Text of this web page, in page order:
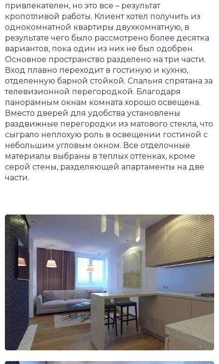
привлекателен, но это все – результат
кропотливой работы. Клиент хотел получить из
однокомнатной квартиры двухкомнатную, в
результате чего было рассмотрено более десятка
вариантов, пока один из них не был одобрен.
Основное пространство разделено на три части.
Вход плавно переходит в гостиную и кухню,
отделенную барной стойкой. Спальня спрятана за
телевизионной перегородкой. Благодаря
панорамным окнам комната хорошо освещена.
Вместо дверей для удобства установлены
раздвижные перегородки из матового стекла, что
сыграло неплохую роль в освещении гостиной с
небольшим угловым окном. Все отделочные
материалы выбраны в теплых оттенках, кроме
серой стены, разделяющей апартаменты на две
части.